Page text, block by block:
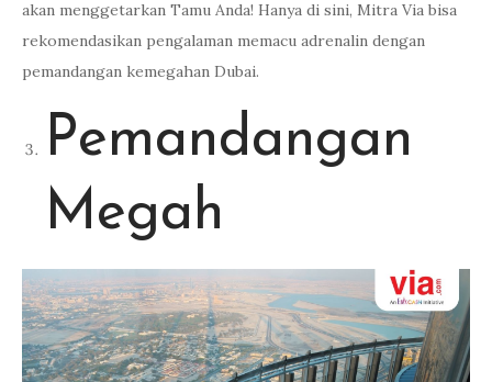
akan menggetarkan Tamu Anda! Hanya di sini, Mitra Via bisa
rekomendasikan pengalaman memacu adrenalin dengan
pemandangan kemegahan Dubai.
Pemandangan
Megah